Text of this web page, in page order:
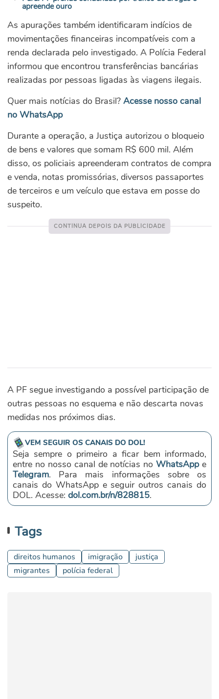
apreende ouro
As apurações também identificaram indícios de
movimentações financeiras incompatíveis com a
renda declarada pelo investigado. A Polícia Federal
informou que encontrou transferências bancárias
realizadas por pessoas ligadas às viagens ilegais.
Quer mais notícias do Brasil? Acesse nosso canal
no WhatsApp
Durante a operação, a Justiça autorizou o bloqueio
de bens e valores que somam R$ 600 mil. Além
disso, os policiais apreenderam contratos de compra
e venda, notas promissórias, diversos passaportes
de terceiros e um veículo que estava em posse do
suspeito.
A PF segue investigando a possível participação de
outras pessoas no esquema e não descarta novas
medidas nos próximos dias.
VEM SEGUIR OS CANAIS DO DOL!
Seja sempre o primeiro a ficar bem informado,
entre no nosso canal de notícias noWhatsAppe
Telegram. Para mais informações sobre os
canais do WhatsApp e seguir outros canais do
DOL. Acesse: dol.com.br/n/828815.
Tags
direitos humanos imigração
justiça
migrantes
polícia federal